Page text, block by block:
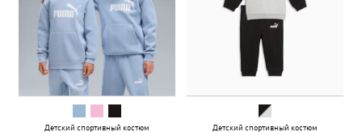
Детский спортивный костюм
Детский спортивный костюм